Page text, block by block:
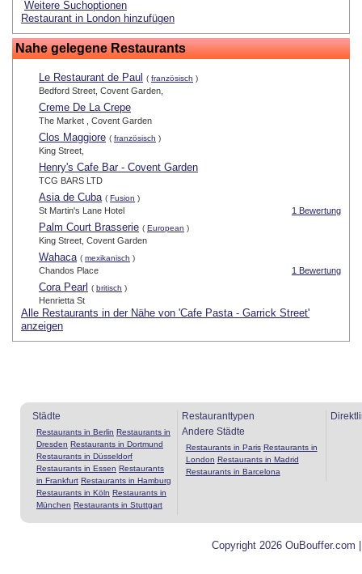
Weitere Suchoptionen
Restaurant in London hinzufügen
Nahe gelegene Restaurants
Le Restaurant de Paul ( französisch )
Bedford Street, Covent Garden,
Creme De La Crepe
The Market , Covent Garden
Clos Maggiore ( französisch )
King Street,
Henry's Cafe Bar - Covent Garden
TCG BARS LTD
Asia de Cuba ( Fusion )
1 Bewertung
St Martin's Lane Hotel
Palm Court Brasserie ( European )
King Street, Covent Garden
Wahaca ( mexikanisch )
1 Bewertung
Chandos Place
Cora Pearl ( britisch )
Henrietta St
Alle Restaurants in der Nähe von 'Cafe Pasta - Garrick Street'
anzeigen
Städte
Restaurants in Berlin Restaurants in
Dresden Restaurants in Dortmund
Restaurants in Düsseldorf
Restaurants in Essen Restaurants
in Frankfurt Restaurants in Hamburg
Restaurants in Köln Restaurants in
München Restaurants in Stuttgart
Restauranttypen
Andere Städte
Restaurants in Paris Restaurants in
London Restaurants in Madrid
Restaurants in Barcelona
Copyright 2026 OuBouffer.com